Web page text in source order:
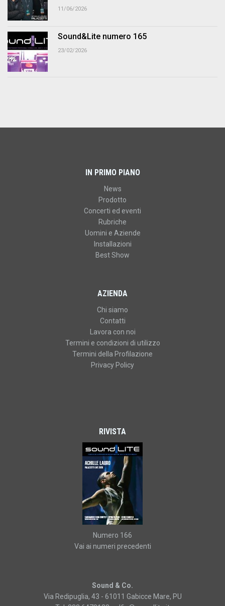
11/06/2026
Sound&Lite numero 165
23/02/2026
IN PRIMO PIANO
News
Prodotto
Concerti ed eventi
Rubriche
Uomini e Aziende
Installazioni
Best Show
AZIENDA
Chi siamo
Contatti
Lavora con noi
Termini e condizioni di utilizzo
Termini della Profilazione
Privacy Policy
RIVISTA
Numero 166
Vai ai numeri precedenti
Sound & Co.
Via Redipuglia, 43 - 61011 Gabicce Mare, PU